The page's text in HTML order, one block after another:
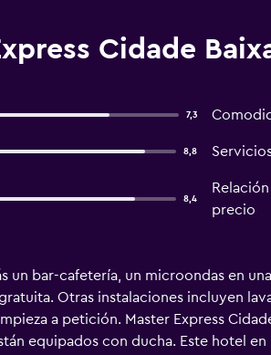
Cidade
7,3
8,8
8,4
precio
un bar-cafetería, un microondas en
Otras instalaciones incluyen
a petición. Master Express
equipados con ducha. Este hotel